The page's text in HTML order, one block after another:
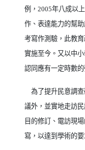
例， 2005年八成以
作、表達能力的幫
考寫作測驗，此教
實施至今。又以中
認同應有一定時數的
為了提升民意調
議外，並實地走訪
目的修訂、電訪現
寫，以達到學術的要